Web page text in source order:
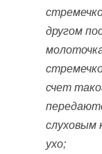
другом
счет
слуховым
ухо;